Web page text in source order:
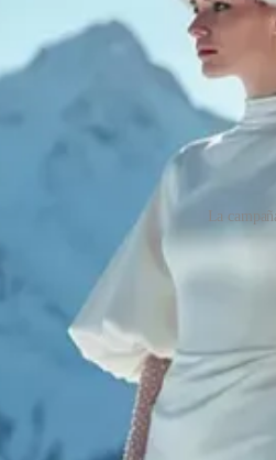
La
es solo un ejemplo de cómo
puede afectar a la
conglomerado de moda
lo decide el algoritmo?
predecir las tendencias y crear
gustos y datos de